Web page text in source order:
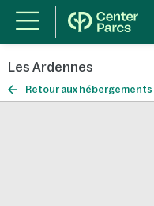
Les Ardennes
Retour aux hébergements